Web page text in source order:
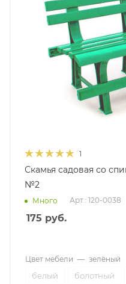
1
Скамья садовая со
№2
Много Арт.: 120-0038
175 руб.
Цвет мебели — зелёный
белый болотный